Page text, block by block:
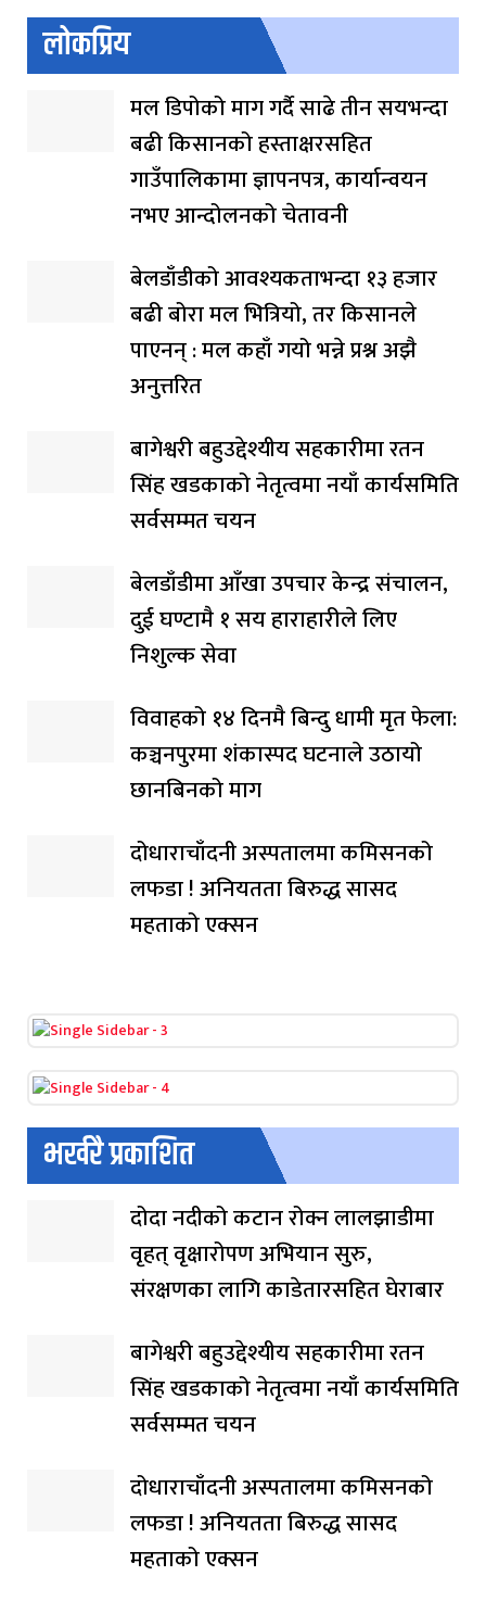
लोकप्रिय
मल डिपोको माग गर्दै साढे तीन सयभन्दा
बढी किसानको हस्ताक्षरसहित
गाउँपालिकामा ज्ञापनपत्र, कार्यान्वयन
नभए आन्दोलनको चेतावनी
बेलडाँडीको आवश्यकताभन्दा १३ हजार
बढी बोरा मल भित्रियो, तर किसानले
पाएनन् : मल कहाँ गयो भन्ने प्रश्न अझै
अनुत्तरित
बागेश्वरी बहुउद्देश्यीय सहकारीमा रतन
सिंह खडकाको नेतृत्वमा नयाँ कार्यसमिति
सर्वसम्मत चयन
बेलडाँडीमा आँखा उपचार केन्द्र संचालन,
दुई घण्टामै १ सय हाराहारीले लिए
निशुल्क सेवा
विवाहको १४ दिनमै बिन्दु धामी मृत फेला:
कञ्चनपुरमा शंकास्पद घटनाले उठायो
छानबिनको माग
दोधाराचाँदनी अस्पतालमा कमिसनको
लफडा ! अनियतता बिरुद्ध सासद
महताको एक्सन
भर्खरै प्रकाशित
दोदा नदीको कटान रोक्न लालझाडीमा
वृहत् वृक्षारोपण अभियान सुरु,
संरक्षणका लागि काडेतारसहित घेराबार
बागेश्वरी बहुउद्देश्यीय सहकारीमा रतन
सिंह खडकाको नेतृत्वमा नयाँ कार्यसमिति
सर्वसम्मत चयन
दोधाराचाँदनी अस्पतालमा कमिसनको
लफडा ! अनियतता बिरुद्ध सासद
महताको एक्सन